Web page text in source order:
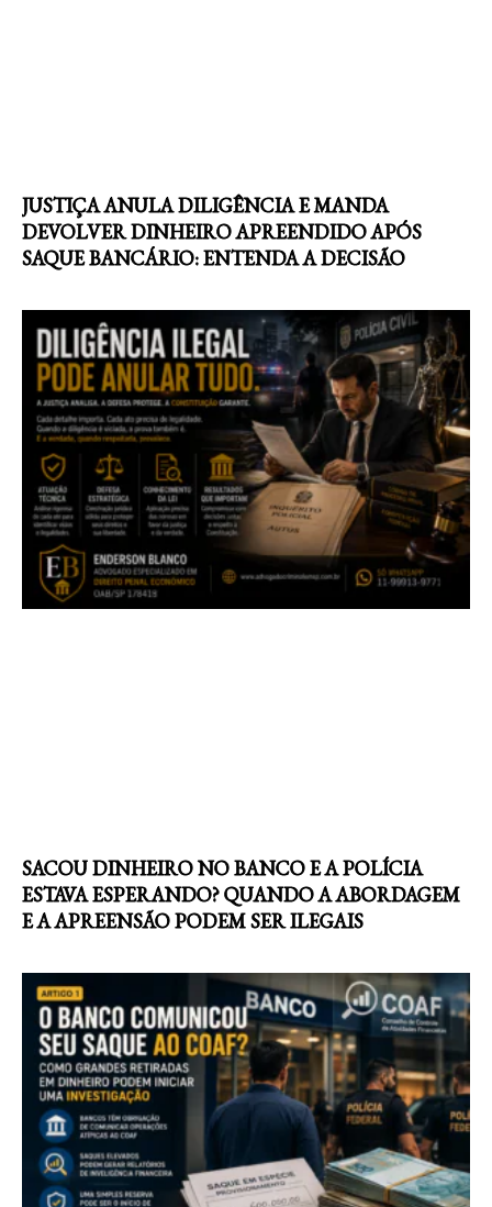
JUSTIÇA ANULA DILIGÊNCIA E MANDA
DEVOLVER DINHEIRO APREENDIDO APÓS
SAQUE BANCÁRIO: ENTENDA A DECISÃO
SACOU DINHEIRO NO BANCO E A POLÍCIA
ESTAVA ESPERANDO? QUANDO A ABORDAGEM
E A APREENSÃO PODEM SER ILEGAIS